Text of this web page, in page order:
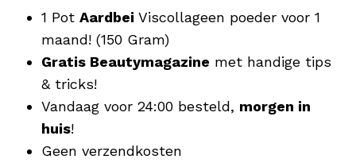
1 PotAardbei Viscollageen poeder voor 1
maand! (150 Gram)
Gratis Beautymagazine met handige tips
& tricks!
Vandaag voor 24:00 besteld, morgen in
huis!
Geen verzendkosten